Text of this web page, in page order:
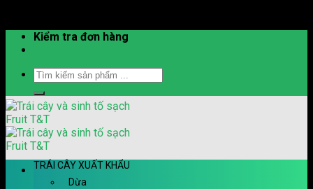
Kiểm tra đơn hàng
TRÁI CÂY XUẤT KHẨU
Dừa